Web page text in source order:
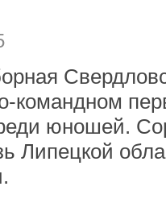
командном
юношей.
Липецкой